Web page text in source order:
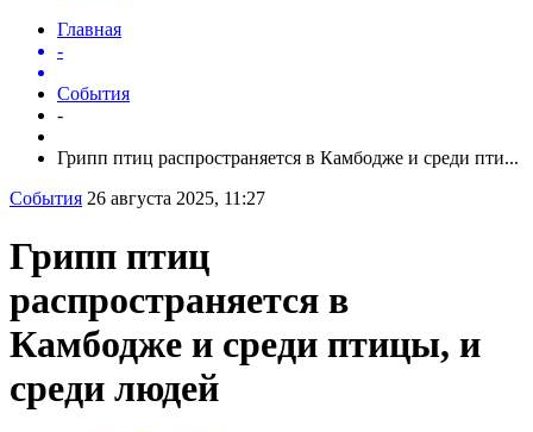
Главная
-
События
-
Грипп птиц распространяется в Камбодже и среди пти...
События 26 августа 2025, 11:27
Грипп птиц
распространяется в
Камбодже и среди птицы, и
среди людей